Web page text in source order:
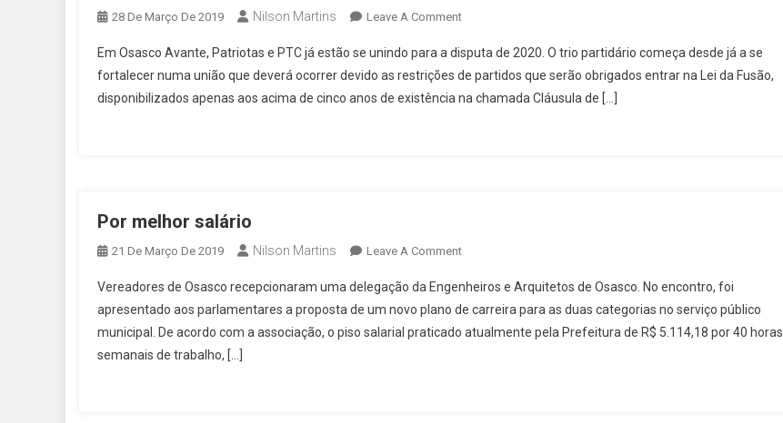
28 De Março De 2019 Nilson Martins Leave A CommentOn
Venceremos
Em Osasco Avante, Patriotas e PTC já estão se unindo para a disputa de 2020. O trio partidário começa desde já a se
fortalecer numa união que deverá ocorrer devido as restrições de partidos que serão obrigados entrar na Lei da Fusão,
disponibilizados apenas aos acima de cinco anos de existência na chamada Cláusula de […]
Por melhor salário
21 De Março De 2019 Nilson Martins Leave A CommentOn
Melhor
Salário
Vereadores de Osasco recepcionaram uma delegação da Engenheiros e Arquitetos de Osasco. No encontro, foi
apresentado aos parlamentares a proposta de um novo plano de carreira para as duas categorias no serviço público
municipal. De acordo com a associação, o piso salarial praticado atualmente pela Prefeitura de R$ 5.114,18 por 40 horas
semanais de trabalho, […]